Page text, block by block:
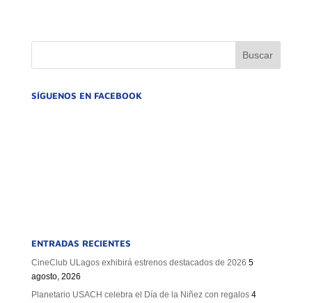
SÍGUENOS EN FACEBOOK
ENTRADAS RECIENTES
CineClub ULagos exhibirá estrenos destacados de 2026 5
agosto, 2026
Planetario USACH celebra el Día de la Niñez con regalos 4